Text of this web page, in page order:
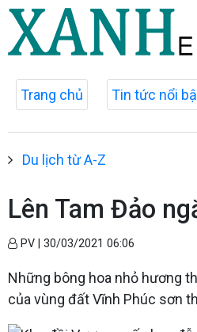
Trang chủ Tin tức nổi
Du lịch từ A-Z
Lên Tam Đảo
PV | 30/03/2021 06:06
Những bông hoa nhỏ hương
của vùng đất Vĩnh Phúc sơn